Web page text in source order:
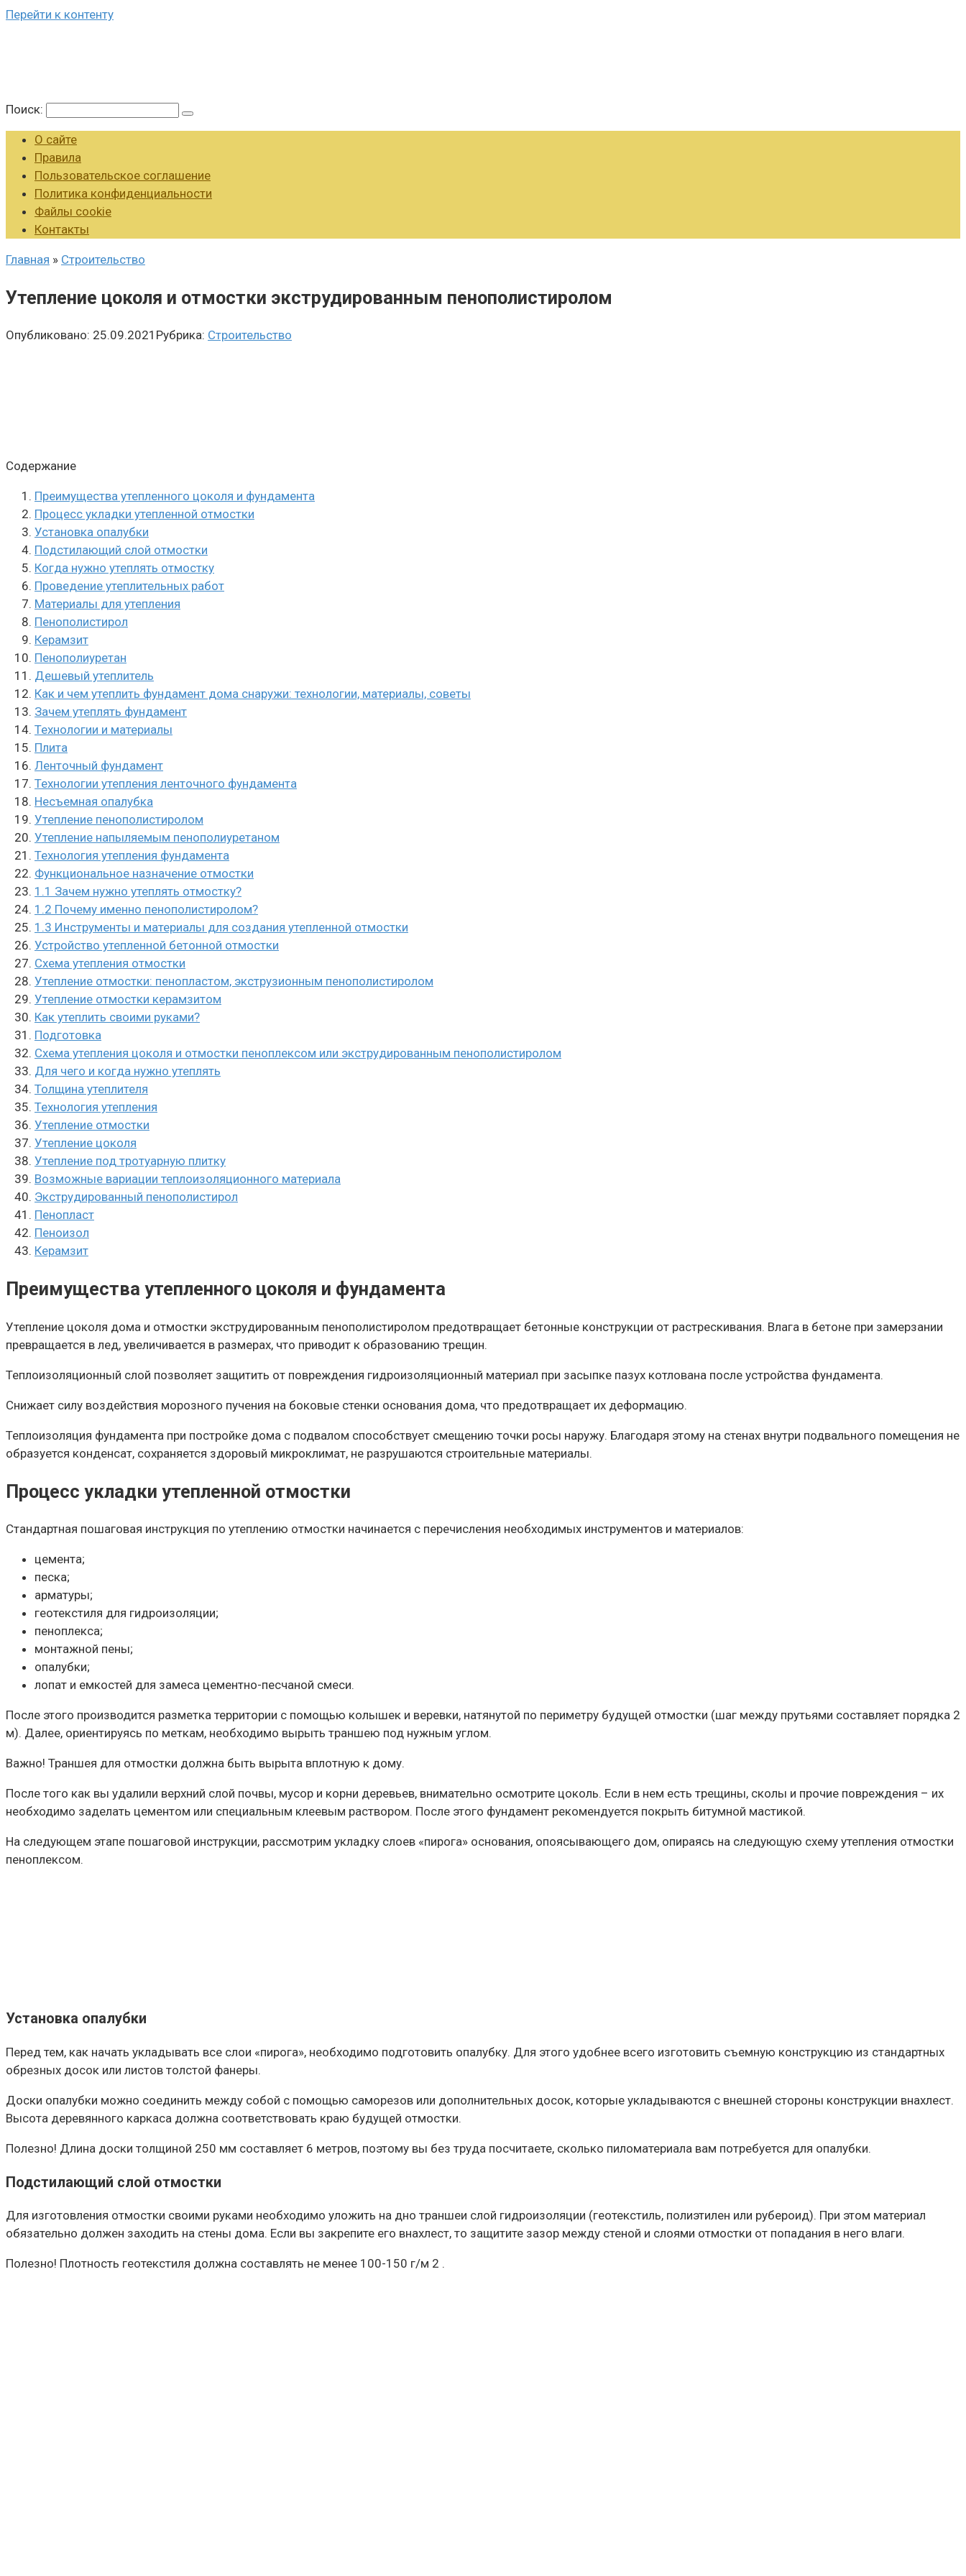
Перейти к контенту
Поиск:
О сайте
Правила
Пользовательское соглашение
Политика конфиденциальности
Файлы cookie
Контакты
Главная » Строительство
Утепление цоколя и отмостки экструдированным пенополистиролом
Опубликовано: 25.09.2021 Рубрика: Строительство
Содержание
Преимущества утепленного цоколя и фундамента
Процесс укладки утепленной отмостки
Установка опалубки
Подстилающий слой отмостки
Когда нужно утеплять отмостку
Проведение утеплительных работ
Материалы для утепления
Пенополистирол
Керамзит
Пенополиуретан
Дешевый утеплитель
Как и чем утеплить фундамент дома снаружи: технологии, материалы, советы
Зачем утеплять фундамент
Технологии и материалы
Плита
Ленточный фундамент
Технологии утепления ленточного фундамента
Несъемная опалубка
Утепление пенополистиролом
Утепление напыляемым пенополиуретаном
Технология утепления фундамента
Функциональное назначение отмостки
1.1 Зачем нужно утеплять отмостку?
1.2 Почему именно пенополистиролом?
1.3 Инструменты и материалы для создания утепленной отмостки
Устройство утепленной бетонной отмостки
Схема утепления отмостки
Утепление отмостки: пенопластом, экструзионным пенополистиролом
Утепление отмостки керамзитом
Как утеплить своими руками?
Подготовка
Схема утепления цоколя и отмостки пеноплексом или экструдированным пенополистиролом
Для чего и когда нужно утеплять
Толщина утеплителя
Технология утепления
Утепление отмостки
Утепление цоколя
Утепление под тротуарную плитку
Возможные вариации теплоизоляционного материала
Экструдированный пенополистирол
Пенопласт
Пеноизол
Керамзит
Преимущества утепленного цоколя и фундамента
Утепление цоколя дома и отмостки экструдированным пенополистиролом предотвращает бетонные конструкции от растрескивания. Влага в бетоне при замерзании
превращается в лед, увеличивается в размерах, что приводит к образованию трещин.
Теплоизоляционный слой позволяет защитить от повреждения гидроизоляционный материал при засыпке пазух котлована после устройства фундамента.
Снижает силу воздействия морозного пучения на боковые стенки основания дома, что предотвращает их деформацию.
Теплоизоляция фундамента при постройке дома с подвалом способствует смещению точки росы наружу. Благодаря этому на стенах внутри подвального помещения не
образуется конденсат, сохраняется здоровый микроклимат, не разрушаются строительные материалы.
Процесс укладки утепленной отмостки
Стандартная пошаговая инструкция по утеплению отмостки начинается с перечисления необходимых инструментов и материалов:
цемента;
песка;
арматуры;
геотекстиля для гидроизоляции;
пеноплекса;
монтажной пены;
опалубки;
лопат и емкостей для замеса цементно-песчаной смеси.
После этого производится разметка территории с помощью колышек и веревки, натянутой по периметру будущей отмостки (шаг между прутьями составляет порядка 2
м). Далее, ориентируясь по меткам, необходимо вырыть траншею под нужным углом.
Важно! Траншея для отмостки должна быть вырыта вплотную к дому.
После того как вы удалили верхний слой почвы, мусор и корни деревьев, внимательно осмотрите цоколь. Если в нем есть трещины, сколы и прочие повреждения – их
необходимо заделать цементом или специальным клеевым раствором. После этого фундамент рекомендуется покрыть битумной мастикой.
На следующем этапе пошаговой инструкции, рассмотрим укладку слоев «пирога» основания, опоясывающего дом, опираясь на следующую схему утепления отмостки
пеноплексом.
Установка опалубки
Перед тем, как начать укладывать все слои «пирога», необходимо подготовить опалубку. Для этого удобнее всего изготовить съемную конструкцию из стандартных
обрезных досок или листов толстой фанеры.
Доски опалубки можно соединить между собой с помощью саморезов или дополнительных досок, которые укладываются с внешней стороны конструкции внахлест.
Высота деревянного каркаса должна соответствовать краю будущей отмостки.
Полезно! Длина доски толщиной 250 мм составляет 6 метров, поэтому вы без труда посчитаете, сколько пиломатериала вам потребуется для опалубки.
Подстилающий слой отмостки
Для изготовления отмостки своими руками необходимо уложить на дно траншеи слой гидроизоляции (геотекстиль, полиэтилен или рубероид). При этом материал
обязательно должен заходить на стены дома. Если вы закрепите его внахлест, то защитите зазор между стеной и слоями отмостки от попадания в него влаги.
Полезно! Плотность геотекстиля должна составлять не менее 100-150 г/м 2 .